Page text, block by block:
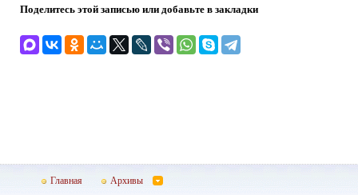
Поделитесь этой записью или добавьте в закладки
Главная Архивы